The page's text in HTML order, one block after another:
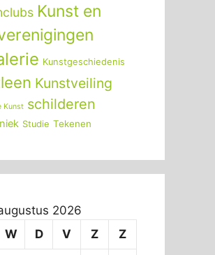
Kunst en
Kunstgeschiedenis
Kunstveiling
Kunst schilderen
Studie Tekenen
2026
W D V Z Z